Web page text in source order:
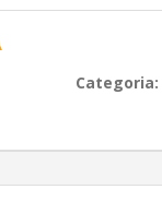
Categoria: